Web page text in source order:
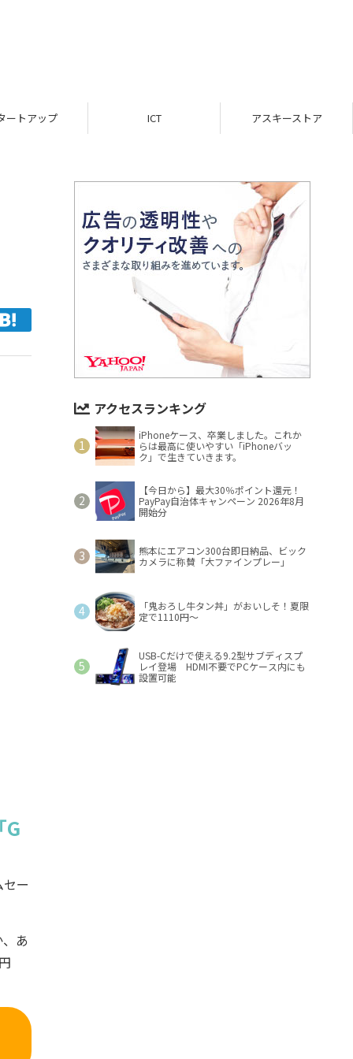
ICT アスキーストア インフォメーション
ー
あ
アクセスランキング
iPhoneケース、卒業しました。これか
らは最高に使いやすい「iPhoneバッ
ク」で生きていきます。
【今日から】最大30％ポイント還元！
PayPay自治体キャンペーン 2026年8月
開始分
熊本にエアコン300台即日納品、ビック
カメラに称賛「大ファインプレー」
「鬼おろし牛タン丼」がおいしそ！夏限
定で1110円～
USB-Cだけで使える9.2型サブディスプ
レイ登場 HDMI不要でPCケース内にも
設置可能